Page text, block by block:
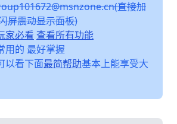
直接加
屏震动显示面板)
家必看 查看所有功能
用的 最好掌握
以看下面最简帮助基本上能享受大